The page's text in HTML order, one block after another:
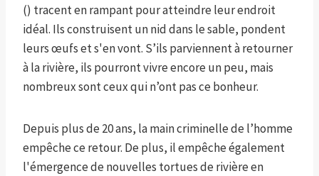
() tracent en rampant pour atteindre leur endroit
idéal. Ils construisent un nid dans le sable, pondent
leurs œufs et s'en vont. S’ils parviennent à retourner
à la rivière, ils pourront vivre encore un peu, mais
nombreux sont ceux qui n’ont pas ce bonheur.
Depuis plus de 20 ans, la main criminelle de l’homme
empêche ce retour. De plus, il empêche également
l'émergence de nouvelles tortues de rivière en